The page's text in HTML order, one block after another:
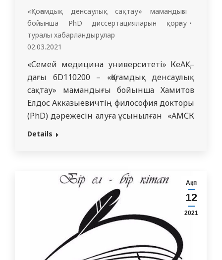
ғасырда аллергиялық және…
«Қоғамдық денсаулық сақтау» мамандығы
бойынша PhD диссертацияларын қорғау
туралы хабарландырулар
02.03.2021
«Семей медицина университеті» КеАҚ –
дағы 6D110200 – «Қоғамдық денсаулық
сақтау» мамандығы бойынша Хамитов
Елдос Акказыевичтің философия докторы
(PhD) дәрежесін алуға ұсынылған «АМСК
деңгейінде дәнекер тінінің жүйелі
аспектілерінің ғылыми негіздемесі»
тақырыбында диссертациясы қорғалады.
Диссертация «Семей медицина
университеті» КеАҚ Қоғамдық денсаулық
кафедрасының базасында орындалды.
Қорғау қазақ тілінде өтеді. Рецензенттер:
Details
Ақп
12
2021